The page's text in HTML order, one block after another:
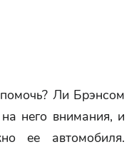
Ли Брэнсом
него внимания, и
ее автомобиля.